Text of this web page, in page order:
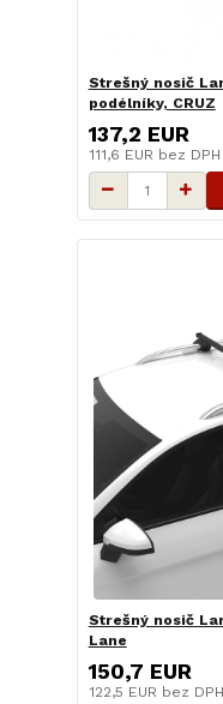
Strešný nosič
podélníky, CRUZ
137,2 EUR
111,6 EUR bez DPH
Strešný nosič
Lane
150,7 EUR
122,5 EUR bez DPH